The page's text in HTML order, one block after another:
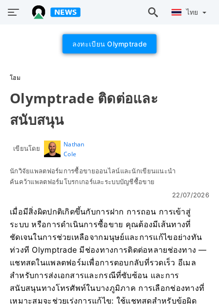
ไทย
ลงทะเบียน Olymptrade
โฮม
Olymptrade ติดต่อและ
สนับสนุน
เขียนโดย
Nathan
Cole
นักวิจัยแพลตฟอร์มการซื้อขายออนไลน์และนักเขียนแนะนำ
ค้นคว้าแพลตฟอร์มโบรกเกอร์และระบบบัญชีซื้อขาย
22/07/2026
เมื่อมีสิ่งผิดปกติเกิดขึ้นกับการฝาก การถอน การเข้าสู่
ระบบ หรือการดำเนินการซื้อขาย คุณต้องมีเส้นทางที่
ชัดเจนในการช่วยเหลือจากมนุษย์และการแก้ไขอย่างทัน
ท่วงที Olymptrade มีช่องทางการติดต่อหลายช่องทาง —
แชทสดในแพลตฟอร์มเพื่อการตอบกลับที่รวดเร็ว อีเมล
สำหรับการส่งเอกสารและกรณีที่ซับซ้อน และการ
สนับสนุนทางโทรศัพท์ในบางภูมิภาค การเลือกช่องทางที่
เหมาะสมจะช่วยเร่งการแก้ไข: ใช้แชทสดสำหรับข้อผิด